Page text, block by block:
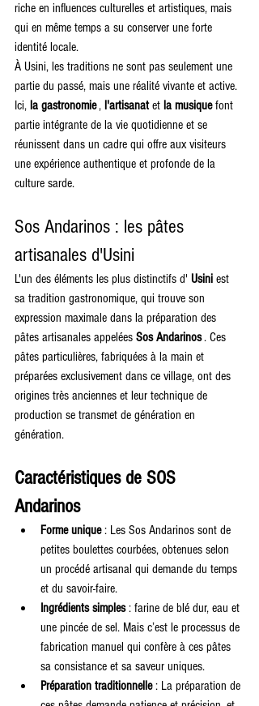
riche en influences culturelles et artistiques, mais
qui en même temps a su conserver une forte
identité locale.
À Usini, les traditions ne sont pas seulement une
partie du passé, mais une réalité vivante et active.
Ici, la gastronomie , l'artisanat et la musique font
partie intégrante de la vie quotidienne et se
réunissent dans un cadre qui offre aux visiteurs
une expérience authentique et profonde de la
culture sarde.
Sos Andarinos : les pâtes
artisanales d'Usini
L'un des éléments les plus distinctifs d' Usini est
sa tradition gastronomique, qui trouve son
expression maximale dans la préparation des
pâtes artisanales appelées Sos Andarinos . Ces
pâtes particulières, fabriquées à la main et
préparées exclusivement dans ce village, ont des
origines très anciennes et leur technique de
production se transmet de génération en
génération.
Caractéristiques de SOS
Andarinos
Forme unique : Les Sos Andarinos sont de
petites boulettes courbées, obtenues selon
un procédé artisanal qui demande du temps
et du savoir-faire.
Ingrédients simples : farine de blé dur, eau et
une pincée de sel. Mais c’est le processus de
fabrication manuel qui confère à ces pâtes
sa consistance et sa saveur uniques.
Préparation traditionnelle : La préparation de